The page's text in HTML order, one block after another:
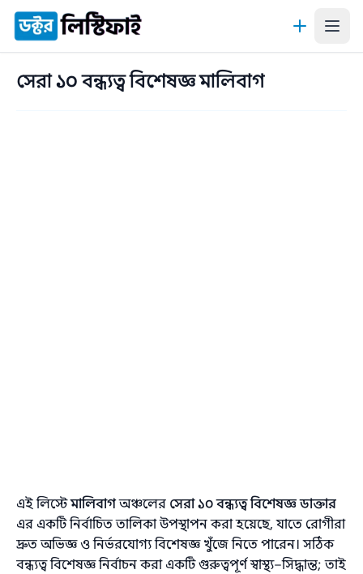
কন্টেন্টে যান
সেরা ১০ বন্ধ্যত্ব বিশেষজ্ঞ মালিবাগ
এই লিস্টেমালিবাগঅঞ্চলের সেরা ১০ বন্ধ্যত্ব বিশেষজ্ঞ ডাক্তার
এর একটি নির্বাচিত তালিকা উপস্থাপন করা হয়েছে, যাতে রোগীরা
দ্রুত অভিজ্ঞ ও নির্ভরযোগ্য বিশেষজ্ঞ খুঁজে নিতে পারেন। সঠিক
বন্ধ্যত্ব বিশেষজ্ঞ নির্বাচন করা একটি গুরুত্বপূর্ণ স্বাস্থ্য–সিদ্ধান্ত; তাই